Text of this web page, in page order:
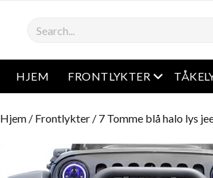
Søk
HJEM FRONTLYKTER Åpen meny
Hjem / Frontlykter / 7 Tomme blå halo lys